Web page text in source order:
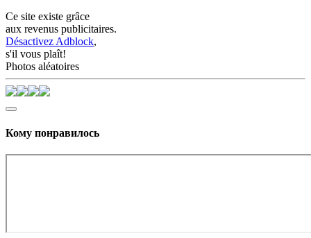
Ce site existe grâce
aux revenus publicitaires.
Désactivez Adblock,
s'il vous plaît!
Photos aléatoires
Кому понравилось